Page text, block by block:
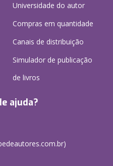
Universidade do autor
Compras em quantidade
Canais de distribuição
Simulador de publicação
de livros
ajuda?